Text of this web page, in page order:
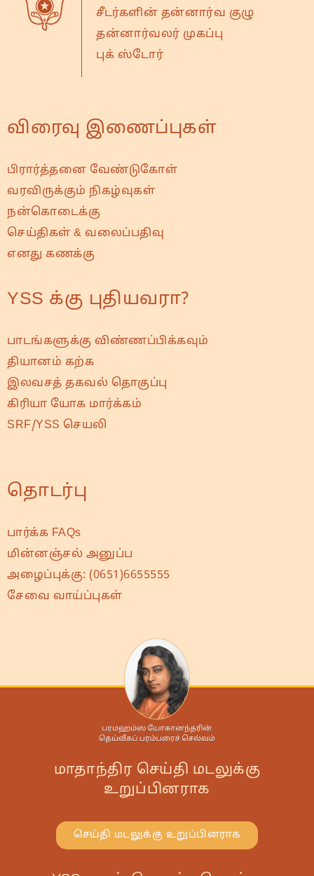
சீடர்களின் தன்னார்வ குழு
தன்னார்வலர் முகப்பு
புக் ஸ்டோர்
விரைவு இணைப்புகள்
பிரார்த்தனை வேண்டுகோள்
வரவிருக்கும் நிகழ்வுகள்
நன்கொடைக்கு
செய்திகள் & வலைப்பதிவு
எனது கணக்கு
YSS க்கு புதியவரா?
பாடங்களுக்கு விண்ணப்பிக்கவும்
தியானம் கற்க
இலவசத் தகவல் தொகுப்பு
கிரியா யோக மார்க்கம்
SRF/YSS செயலி
தொடர்பு
பார்க்க FAQs
மின்னஞ்சல் அனுப்ப
அழைப்புக்கு: (0651)6655555
சேவை வாய்ப்புகள்
மாதாந்திர செய்தி மடலுக்கு
உறுப்பினராக
செய்தி மடலுக்கு உறுப்பினராக